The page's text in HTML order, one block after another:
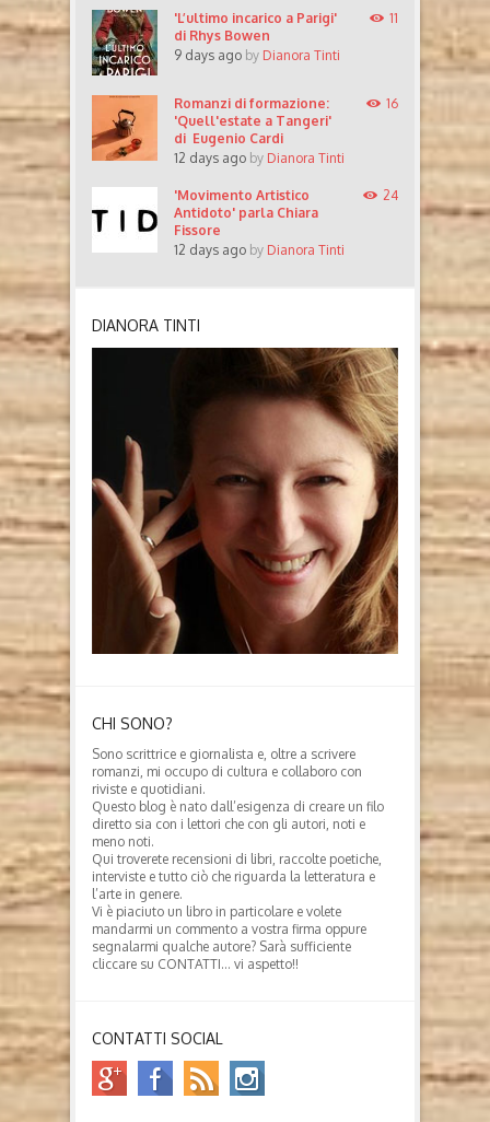
'L’ultimo incarico a Parigi'
di Rhys Bowen
9 days ago by Dianora Tinti
11
Romanzi di formazione:
'Quell'estate a Tangeri'
di Eugenio Cardi
12 days ago by Dianora Tinti
16
'Movimento Artistico
Antidoto' parla Chiara
Fissore
12 days ago by Dianora Tinti
24
DIANORA TINTI
CHI SONO?
Sono scrittrice e giornalista e, oltre a scrivere
romanzi, mi occupo di cultura e collaboro con
riviste e quotidiani.
Questo blog è nato dall’esigenza di creare un filo
diretto sia con i lettori che con gli autori, noti e
meno noti.
Qui troverete recensioni di libri, raccolte poetiche,
interviste e tutto ciò che riguarda la letteratura e
l’arte in genere.
Vi è piaciuto un libro in particolare e volete
mandarmi un commento a vostra firma oppure
segnalarmi qualche autore? Sarà sufficiente
cliccare su CONTATTI… vi aspetto!!
CONTATTI SOCIAL